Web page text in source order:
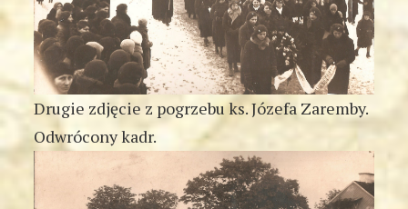
Drugie zdjęcie z pogrzebu ks. Józefa Zaremby.
Odwrócony kadr.